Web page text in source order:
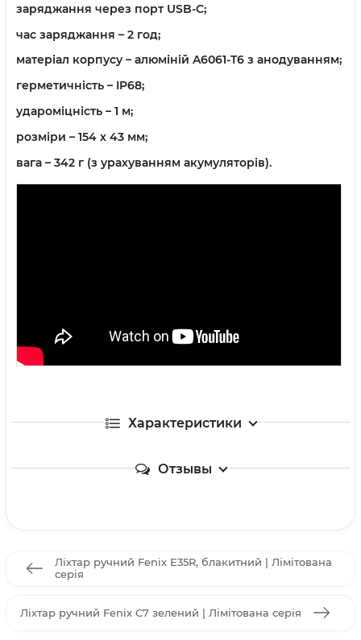
заряджання через порт USB-C;
час заряджання – 2 год;
матеріал корпусу – алюміній A6061-T6 з анодуванням;
герметичність – IP68;
удароміцність – 1 м;
розміри – 154 х 43 мм;
вага – 342 г (з урахуванням акумуляторів).
Характеристики
Отзывы
Ліхтар ручний Fenix E35R, блакитний | Лімітована
серія
Ліхтар ручний Fenix C7 зелений | Лімітована серія